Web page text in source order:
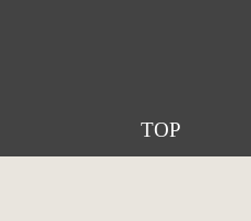
TOP